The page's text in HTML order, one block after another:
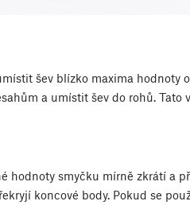
šev blízko maxima hodnoty
a umístit šev do rohů. Tato
hodnoty smyčku mírně zkrátí a
koncové body. Pokud se